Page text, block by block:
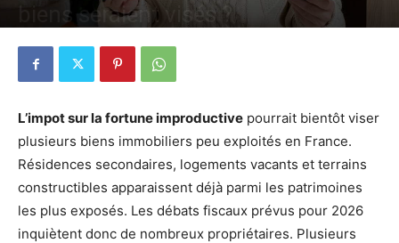
biens seraient visés ?
L’impot sur la fortune improductive pourrait bientôt viser
plusieurs biens immobiliers peu exploités en France.
Résidences secondaires, logements vacants et terrains
constructibles apparaissent déjà parmi les patrimoines
les plus exposés. Les débats fiscaux prévus pour 2026
inquiètent donc de nombreux propriétaires. Plusieurs